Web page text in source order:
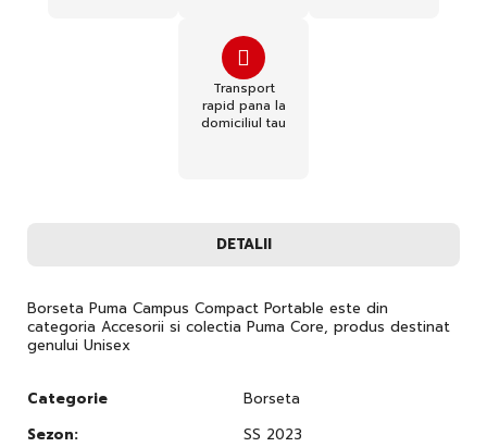
Transport
rapid pana la
domiciliul tau
DETALII
Borseta Puma Campus Compact Portable este din
categoria Accesorii si colectia Puma Core, produs destinat
genului Unisex
Categorie
Borseta
Sezon:
SS 2023